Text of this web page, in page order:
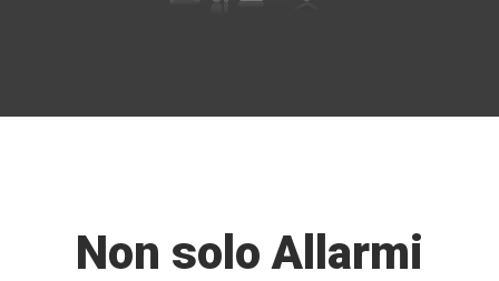
Non solo Allarmi